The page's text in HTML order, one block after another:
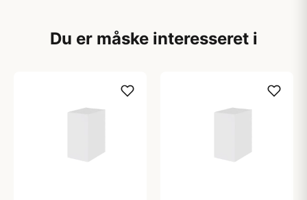
Du er måske interesseret i